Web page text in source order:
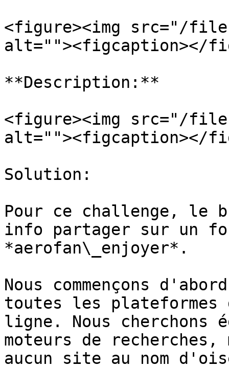
<figure><img src="/
alt=""><figcaption></
**Description:**
<figure><img src="/files/
alt=""><figcaption></
Solution:
Pour ce challenge, le
info partager sur un
*aerofan\_enjoyer*.
Nous commençons
toutes les plateformes
ligne. Nous cherchons
moteurs de
aucun site au nom